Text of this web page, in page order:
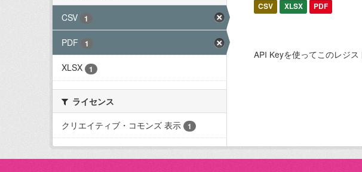
CSV
1
PDF 1
XLSX 1
ライセンス
クリエイティブ・コモンズ 表示
1
CSV XLSX PDF
API Keyを使ってこのレジ